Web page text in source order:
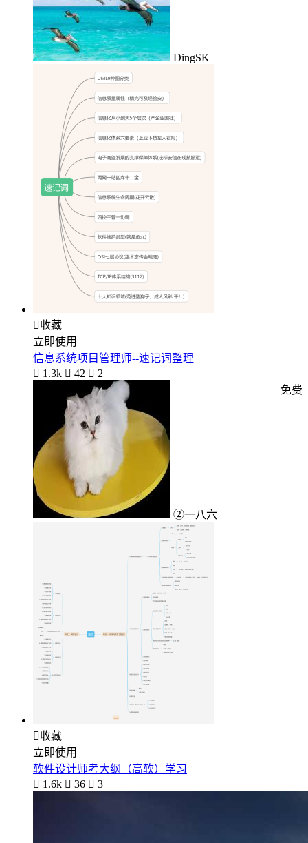
DingSK
收藏
立即使用
信息系统项目管理师--速记词整理
 1.3k  42  2
②一八六
免费
收藏
立即使用
软件设计师考大纲（高软）学习
 1.6k  36  3